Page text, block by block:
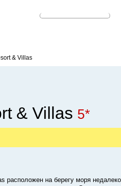
& Villas
& Villas 5*
расположен на берегу моря